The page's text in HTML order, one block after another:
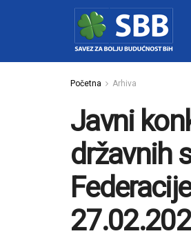
Početna Arhiva
Javni
državnih